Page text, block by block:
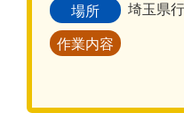
場所 埼玉県
作業内容